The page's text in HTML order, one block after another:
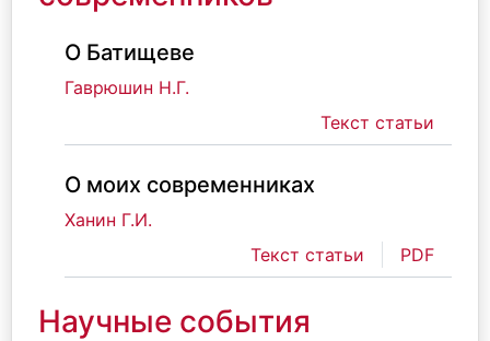
О Батищеве
Гаврюшин Н.Г.
Текст статьи
О моих современниках
Ханин Г.И.
Текст статьи
PDF
Научные события